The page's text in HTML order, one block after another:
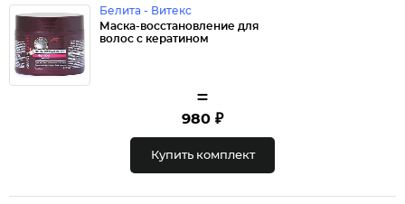
Белита - Витекс
Маска-восстановление для
волос с кератином
=
980 ₽
Купить комплект